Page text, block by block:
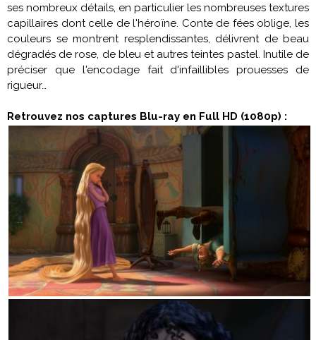
ses nombreux détails, en particulier les nombreuses textures
capillaires dont celle de l'héroïne. Conte de fées oblige, les
couleurs se montrent resplendissantes, délivrent de beau
dégradés de rose, de bleu et autres teintes pastel. Inutile de
préciser que l'encodage fait d'infaillibles prouesses de
rigueur…
Retrouvez nos captures Blu-ray en Full HD (1080p) :